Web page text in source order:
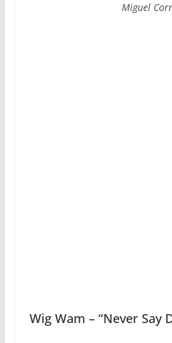
Miguel
Wig Wam – “Never Say